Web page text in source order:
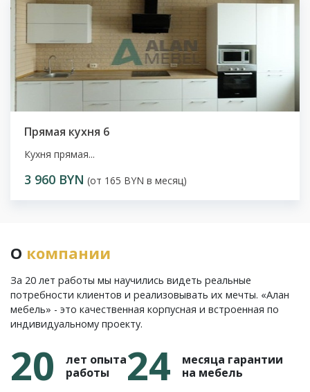
Прямая кухня 6
Кухня прямая...
3 960 BYN (от 165 BYN в месяц)
О компании
За 20 лет работы мы научились видеть реальные
потребности клиентов и реализовывать их мечты. «Алан
мебель» - это качественная корпусная и встроенная по
индивидуальному проекту.
20
лет опыта
работы
24
месяца гарантии
на мебель